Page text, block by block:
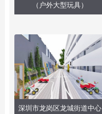
（户外大型玩具）
深圳市龙岗区龙城街道中心